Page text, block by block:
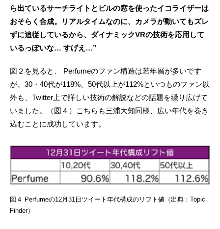
ら出ているサーチライトとビルの窓を使ったイコライザーは
おそらく合成。リアルタイムなのに、カメラが動いてもズレ
ずに追従しているから、ダイナミックVRの技術を応用して
いるっぽいな… すげえ…”
図２を見ると、 Perfumeのファン構造は若年層が多いです
が、30・40代が118%、50代以上が112%といつものファン以
外も、Twitter上で詳しい技術の解説などの話題を繰り広げて
いました。（図４）こちらも三浦大知同様、広い年代を巻き
込むことに成功しています。
図４ Perfumeの12月31日ツイート年代構成のリフト値（出典：Topic
Finder）